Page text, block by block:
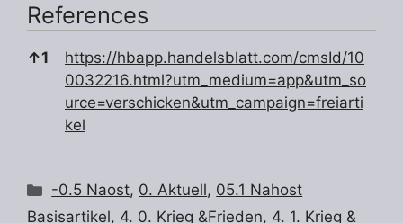
References
References
↑1
https://hbapp.handelsblatt.com/cmsId/10
0032216.html?utm_medium=app&utm_so
urce=verschicken&utm_campaign=freiarti
kel
Kategorien
-0.5 Naost, 0. Aktuell, 05.1 Nahost
Basisartikel, 4. 0. Krieg &Frieden, 4. 1. Krieg &